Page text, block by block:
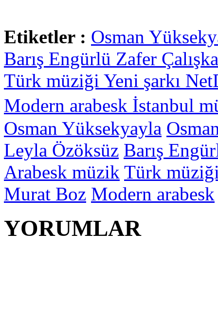
Etiketler : Osman
Barış Engürlü Zafer
Türk müziği Yeni şarkı
Modern arabesk İstanbul
Osman Yüksekyayla
Leyla Özöksüz Barış
Arabesk müzik Türk
Murat Boz Modern arabesk
YORUMLAR